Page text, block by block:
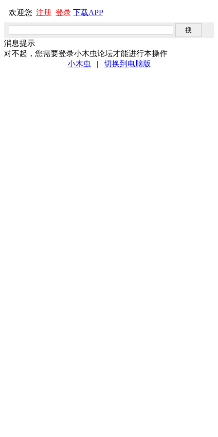
欢迎您 注册 登录 下载APP
消息提示
对不起，您需要登录小木虫论坛才能进行本操作
小木虫 | 切换到电脑版